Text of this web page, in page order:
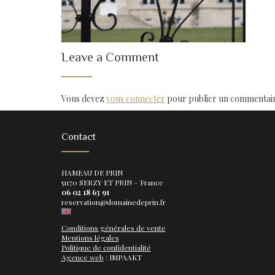
Leave a Comment
Vous devez vous connecter pour publier un
Contact
HAMEAU DE PRIN
51170 SERZY ET PRIN – France
06 02 18 63 91
reservation@domainedeprin.fr
Conditions générales de vente
Mentions légales
Politique de confidentialité
Agence web : IMPAAKT